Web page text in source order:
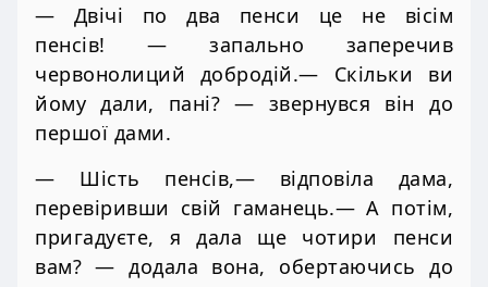
— Двічі по два пенси це не вісім
пенсів! — запально заперечив
червонолиций добродій.— Скільки ви
йому дали, пані? — звернувся він до
першої дами.
— Шість пенсів,— відповіла дама,
перевіривши свій гаманець.— А потім,
пригадуєте, я дала ще чотири пенси
вам? — додала вона, обертаючись до